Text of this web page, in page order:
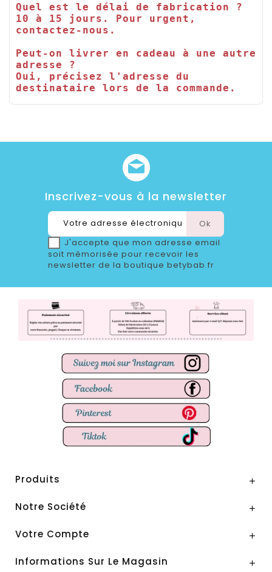
Quel est le délai de fabrication ?
10 à 15 jours. Pour urgent,
contactez-nous.
Peut-on livrer en cadeau à une autre
adresse ?
Oui, précisez l'adresse du
destinataire lors de la commande.
Inscrivez-vous à la newsletter
J'accepte que mon adresse email
soit mémorisée pour recevoir les
newsletter de la boutique betybab.fr
Produits 
Notre Société 
Votre Compte 
Informations Sur Le Magasin 